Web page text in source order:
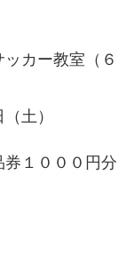
カー教室（６
土）
１０００円分